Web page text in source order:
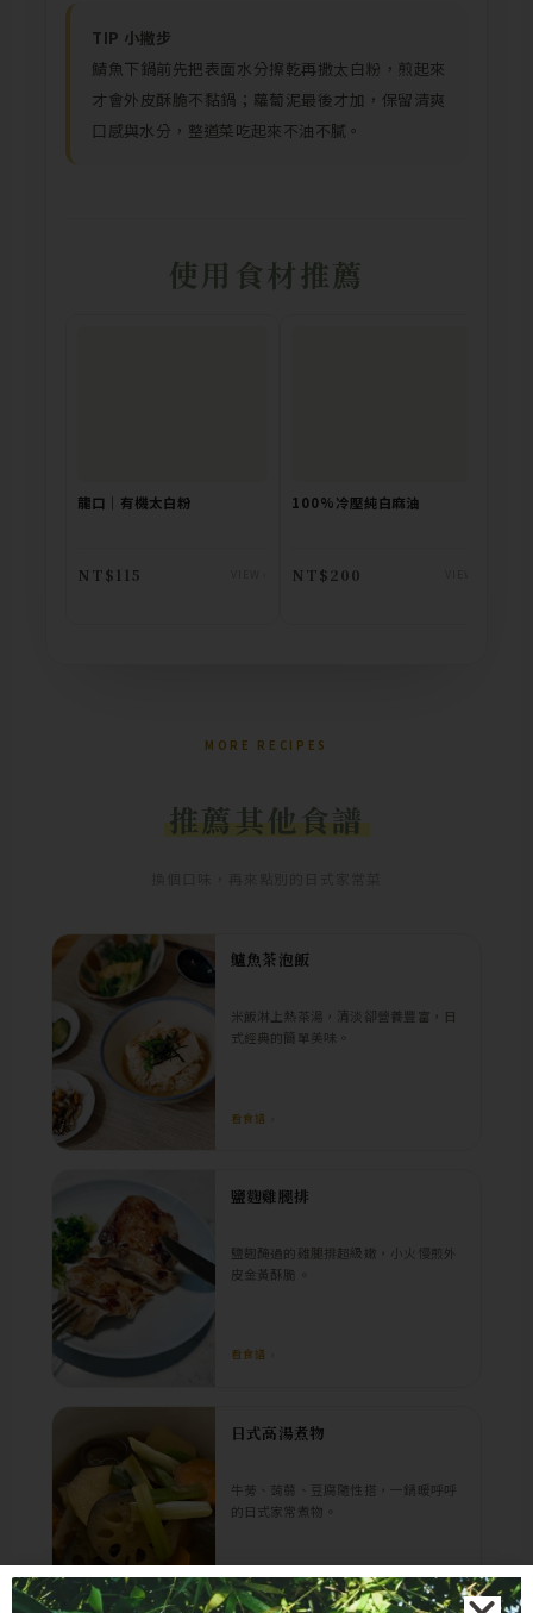
TIP 小撇步
鯖魚下鍋前先把表面水分擦乾再撒太白粉，煎起來
才會外皮酥脆不黏鍋；蘿蔔泥最後才加，保留清爽
口感與水分，整道菜吃起來不油不膩。
使用食材推薦
龍口｜有機太白粉
NT$115
100%冷壓純白麻油
NT$200
MORE RECIPES
推薦其他食譜
鱸魚茶泡飯
米飯淋上熱茶湯，清淡卻營養豐富，日
式經典的簡單美味。
看食譜 ›
鹽麴雞腿排
鹽麴醃過的雞腿排超級嫩，小火慢煎外
皮金黃酥脆。
看食譜 ›
日式高湯煮物
牛蒡、蒟蒻、豆腐隨性搭，一鍋暖呼呼
的日式家常煮物。
看食譜 ›